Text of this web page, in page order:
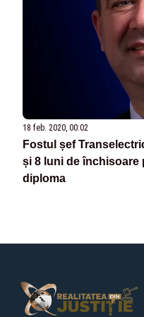
18 feb. 2020, 00:02
Fostul șef
și 8 luni de închisoare
diploma